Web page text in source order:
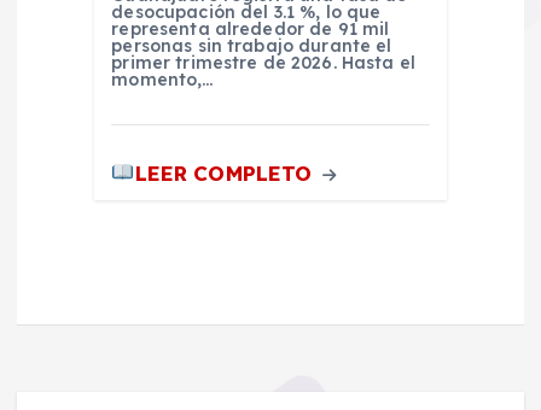
desocupación del 3.1 %, lo que
representa alrededor de 91 mil
personas sin trabajo durante el
primer trimestre de 2026. Hasta el
momento,…
LEER COMPLETO